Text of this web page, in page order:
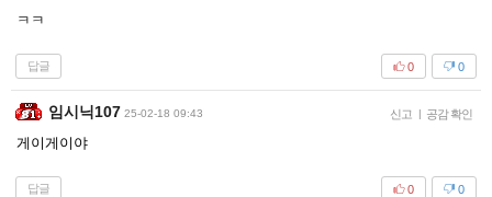
ㅋㅋ
답글 0
0
임시닉107 25-02-18 09:43 신고 | 공감 확인
게이게이야
답글 0
0